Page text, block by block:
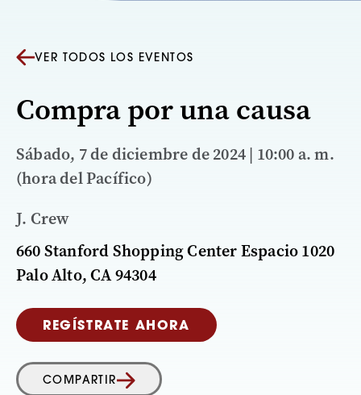
VER TODOS LOS EVENTOS
Compra por una causa
Sábado, 7 de diciembre de 2024 | 10:00 a. m.
(hora del Pacífico)
J. Crew
660 Stanford Shopping Center Espacio 1020
Palo Alto, CA 94304
REGÍSTRATE AHORA
COMPARTIR